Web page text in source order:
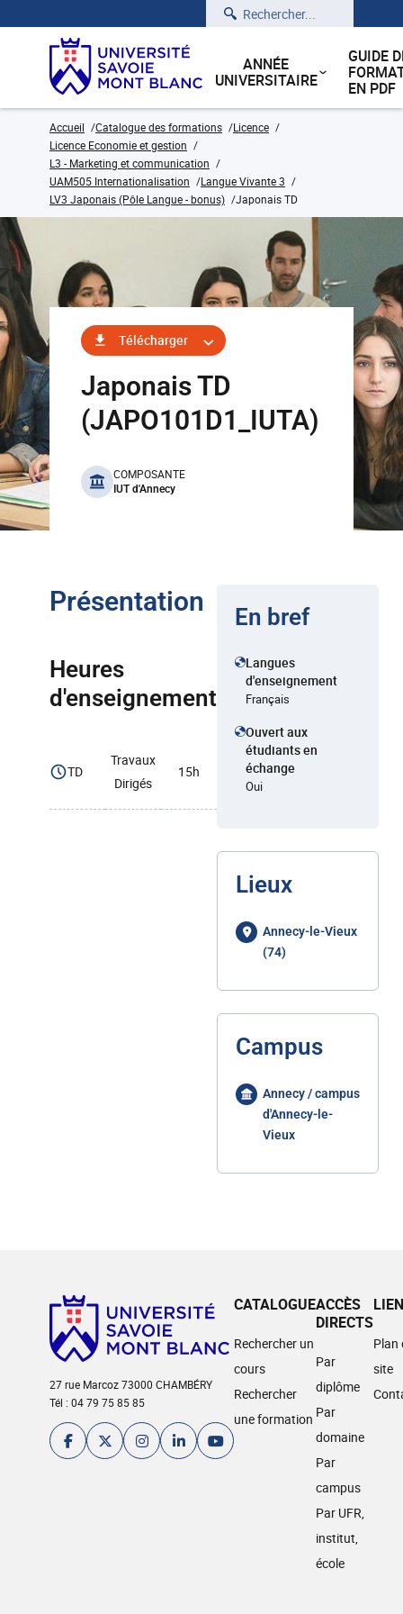
Rechercher
ANNÉE
UNIVERSITAIRE
GUIDE
EN PDF
Accueil Catalogue des formations
Licence
Licence Economie et gestion
L3 - Marketing et communication
UAM505 Internationalisation
Langue Vivante 3
LV3 Japonais (Pôle Langue - bonus)
Japonais TD
Télécharger
Japonais TD
(JAPO101D1_IUTA)
benefits
COMPOSANTE
IUT d'Annecy
Présentation
Heures
d'enseignement
TD
Travaux
Dirigés
15h
En bref
Langues
d'enseignement
Français
Ouvert aux
étudiants en
échange
Oui
Lieux
Annecy-le-Vieux
(74)
Campus
Annecy / campus
d'Annecy-le-
Vieux
27 rue Marcoz 73000 CHAMBÉRY
Tél : 04 79 75 85 85
CATALOGUE
Rechercher un
cours
Rechercher
une formation
ACCÈS
DIRECTS
Par
diplôme
Par
domaine
Par
campus
Par UFR,
institut,
école
Plan
site